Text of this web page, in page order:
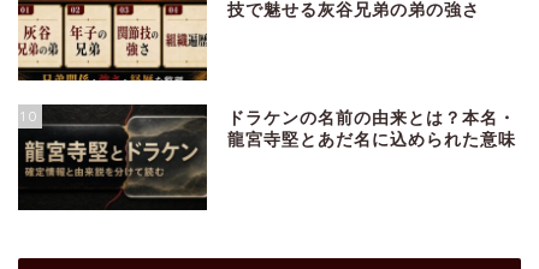
技で魅せる灰谷兄弟の弟の強さ
10
ドラケンの名前の由来とは？本名・
龍宮寺堅とあだ名に込められた意味